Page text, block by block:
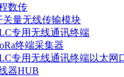
数传
关量无线传输模块
专用无线通讯终端
终端采集器
专用无线通讯终端以太网
器HUB